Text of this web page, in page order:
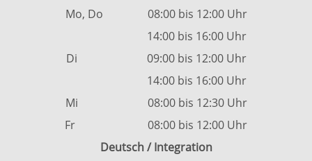
Mo, Do 08:00 bis 12:00 Uhr
14:00 bis 16:00 Uhr
Di 09:00 bis 12:00 Uhr
14:00 bis 16:00 Uhr
Mi 08:00 bis 12:30 Uhr
Fr 08:00 bis 12:00 Uhr
Deutsch / Integration